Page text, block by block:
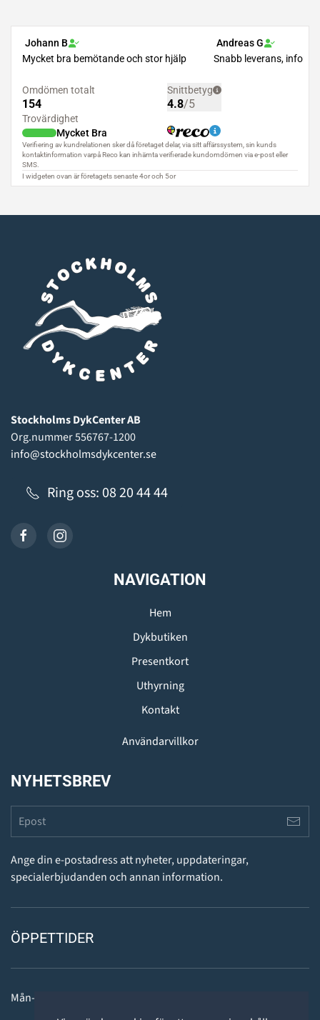
Stockholms DykCenter AB
Org.nummer 556767-1200
info@stockholmsdykcenter.se
Ring oss: 08 20 44 44
NAVIGATION
Hem
Dykbutiken
Presentkort
Uthyrning
Kontakt
Användarvillkor
NYHETSBREV
Ange din e-postadress att nyheter, uppdateringar,
specialerbjudanden och annan information.
ÖPPETTIDER
Mån-fre: 11 - 18